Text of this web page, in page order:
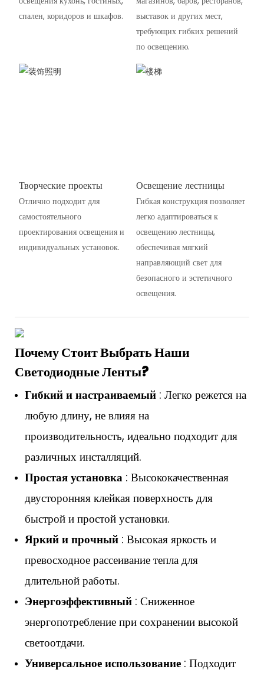
спален, коридоров и шкафов.
выставок и других мест,
требующих гибких решений
по освещению.
Творческие проекты
Отлично подходит для
самостоятельного
проектирования освещения и
индивидуальных установок.
Освещение лестницы
Гибкая конструкция позволяет
легко адаптироваться к
освещению лестницы,
обеспечивая мягкий
направляющий свет для
безопасного и эстетичного
освещения.
Почему Стоит Выбрать Наши
Светодиодные Ленты?
Гибкий и настраиваемый : Легко режется на
любую длину, не влияя на
производительность, идеально подходит для
различных инсталляций.
Простая установка : Высококачественная
двусторонняя клейкая поверхность для
быстрой и простой установки.
Яркий и прочный : Высокая яркость и
превосходное рассеивание тепла для
длительной работы.
Энергоэффективный : Сниженное
энергопотребление при сохранении высокой
светоотдачи.
Универсальное использование : Подходит